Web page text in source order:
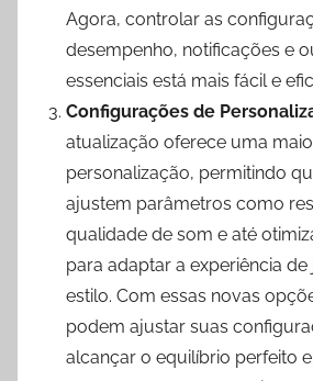
Agora, controlar as
desempenho, notificações e
essenciais está mais fácil e
Configurações de
atualização oferece uma
personalização, permitindo
ajustem parâmetros como
qualidade de som e até
para adaptar a experiência
estilo. Com essas novas
podem ajustar suas
alcançar o equilíbrio perfeito